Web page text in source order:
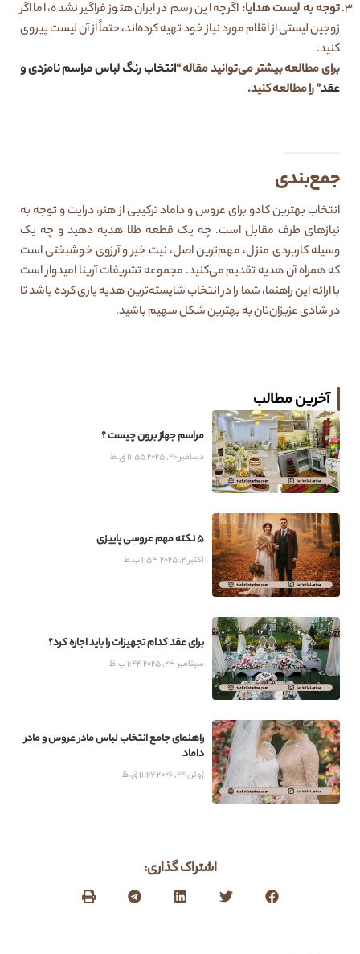
توجه به لیست هدایا: اگرچه این رسم در ایران هنوز فراگیر نشده، اما اگر
زوجین لیستی از اقلام مورد نیاز خود تهیه کرده‌اند، حتماً از آن لیست پیروی
کنید.
برای مطالعه بیشتر می‌توانید مقاله “انتخاب رنگ لباس مراسم نامزدی و
عقد” را مطالعه کنید.
جمع‌بندی
انتخاب بهترین کادو برای عروس و داماد ترکیبی از هنر، درایت و توجه به
نیازهای طرف مقابل است. چه یک قطعه طلا هدیه دهید و چه یک
وسیله کاربردی منزل، مهم‌ترین اصل، نیت خیر و آرزوی خوشبختی است
که همراه آن هدیه تقدیم می‌کنید. مجموعه تشریفات آرینا امیدوار است
با ارائه این راهنما، شما را در انتخاب شایسته‌ترین هدیه یاری کرده باشد تا
در شادی عزیزان‌تان به بهترین شکل سهیم باشید.
آخرین مطالب
مراسم جهاز برون چیست ؟
دسامبر 20, 2025 11:55 ق.ظ
5 نکته مهم عروسی پاییزی
اکتبر 2, 2025 1:53 ب.ظ
برای عقد کدام تجهیزات را باید اجاره کرد؟
سپتامبر 23, 2025 1:44 ب.ظ
راهنمای جامع انتخاب لباس مادر عروس و مادر
داماد
ژوئن 24, 2026 11:27 ق.ظ
اشتراک گذاری: